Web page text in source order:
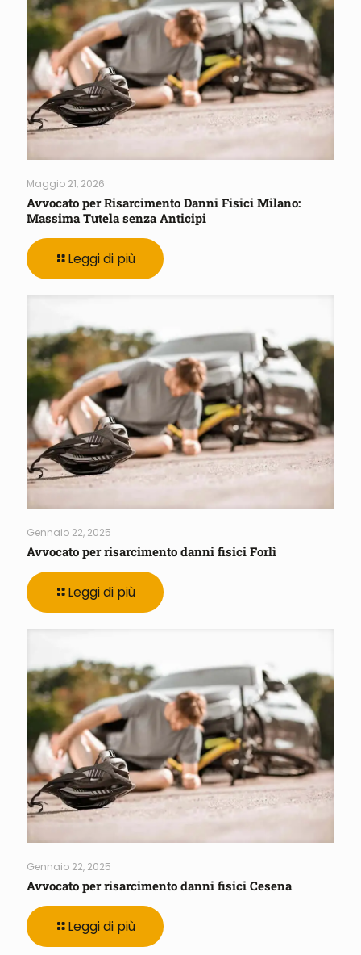
Maggio 21, 2026
Avvocato per Risarcimento Danni Fisici Milano:
Massima Tutela senza Anticipi
Leggi di più
Gennaio 22, 2025
Avvocato per risarcimento danni fisici Forlì
Leggi di più
Gennaio 22, 2025
Avvocato per risarcimento danni fisici Cesena
Leggi di più